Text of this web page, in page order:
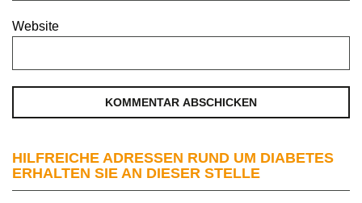
Website
HILFREICHE ADRESSEN RUND UM DIABETES
ERHALTEN SIE AN DIESER STELLE